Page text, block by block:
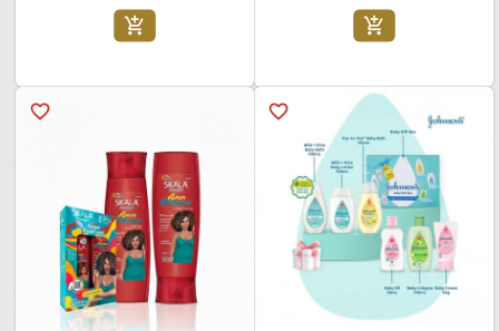
add_shopping_cart
add_shopping_cart
favorite_border
favorite_border